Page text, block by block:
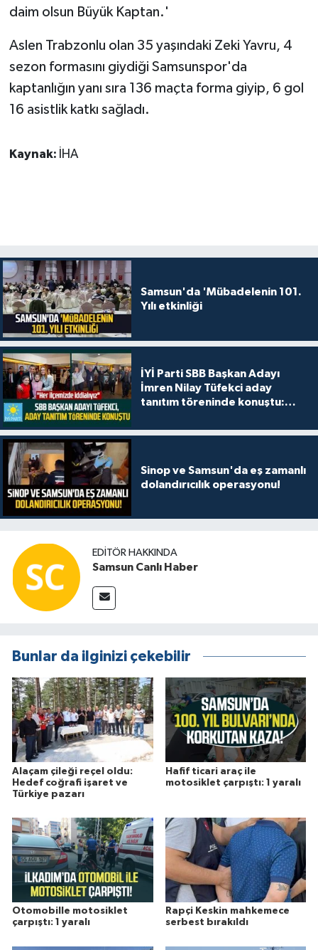
daim olsun Büyük Kaptan.'
Aslen Trabzonlu olan 35 yaşındaki Zeki Yavru, 4
sezon formasını giydiği Samsunspor'da
kaptanlığın yanı sıra 136 maçta forma giyip, 6 gol
16 asistlik katkı sağladı.
Kaynak: İHA
Samsun'da 'Mübadelenin 101.
Yılı etkinliği
İYİ Parti SBB Başkan Adayı
İmren Nilay Tüfekci aday
tanıtım töreninde konuştu:
Sinop ve Samsun'da eş zamanlı
dolandırıcılık operasyonu!
EDITÖR HAKKINDA
Samsun Canlı Haber
Bunlar da ilginizi çekebilir
Alaçam çileği reçel oldu:
Hedef coğrafi işaret ve
Türkiye pazarı
Hafif ticari araç ile
motosiklet çarpıştı: 1 yaralı
Otomobille motosiklet
çarpıştı: 1 yaralı
Rapçi Keskin mahkemece
serbest bırakıldı